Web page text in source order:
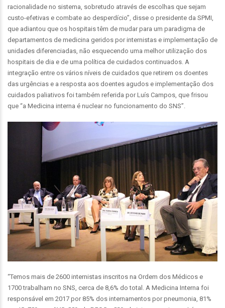
racionalidade no sistema, sobretudo através de escolhas que sejam
custo-efetivas e combate ao desperdício”, disse o presidente da SPMI,
que adiantou que os hospitais têm de mudar para um paradigma de
departamentos de medicina geridos por internistas e implementação de
unidades diferenciadas, não esquecendo uma melhor utilização dos
hospitais de dia e de uma política de cuidados continuados. A
integração entre os vários níveis de cuidados que retirem os doentes
das urgências e a resposta aos doentes agudos e implementação dos
cuidados paliativos foi também referida por Luís Campos, que frisou
que “a Medicina interna é nuclear no funcionamento do SNS”.
“Temos mais de 2600 internistas inscritos na Ordem dos Médicos e
1700 trabalham no SNS, cerca de 8,6% do total. A Medicina Interna foi
responsável em 2017 por 85% dos internamentos por pneumonia, 81%